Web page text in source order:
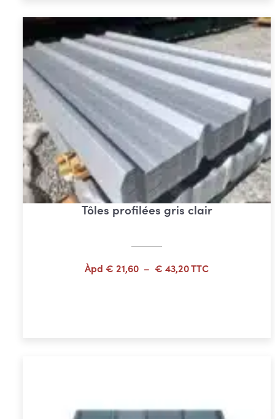
€ 19,60
Tôles profilées gris clair
Àpd € 21,60 – € 43,20Plage
TTC